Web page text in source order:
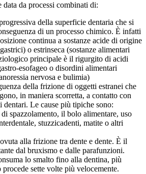
data da processi combinati di:
della superficie dentaria che si
di un processo chimico. È infatti
continua a sostanze acide di origine
o estrinseca (sostanze alimentari
principale è il rigurgito di acidi
esofageo o disordini alimentari
nervosa e bulimia)
della frizione di oggetti estranei che
in maniera scorretta, a contatto con
dentari. Le cause più tipiche sono:
spazzolamento, il bolo alimentare, uso
stuzzicadenti, matite o altri
alla frizione tra dente e dente. È il
dal bruxismo e dalle parafunzioni.
lo smalto fino alla dentina, più
sette volte più velocemente.